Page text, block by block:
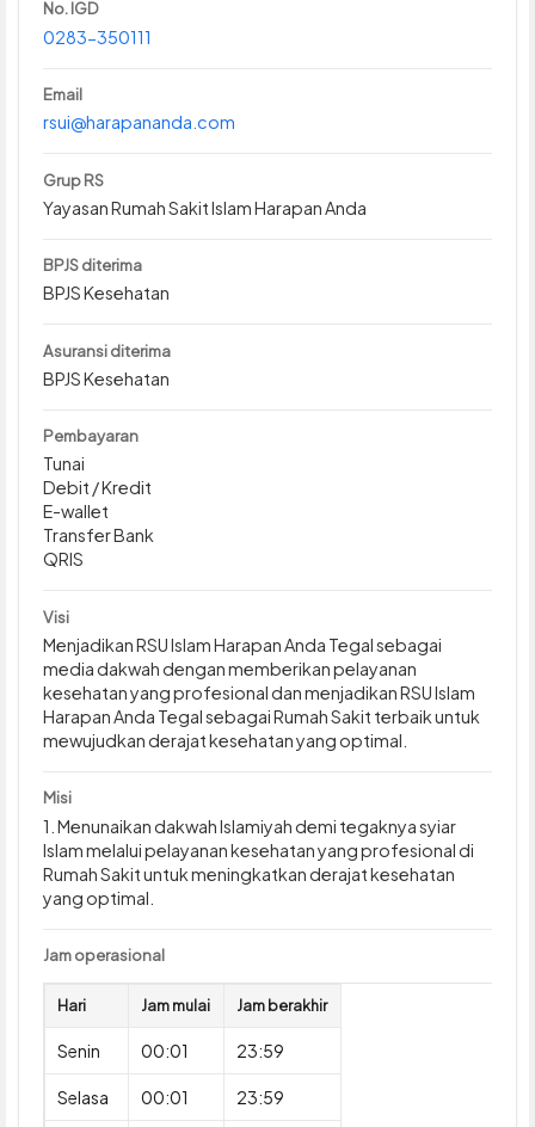
No. IGD
0283-350111
Email
rsui@harapananda.com
Grup RS
Yayasan Rumah Sakit Islam Harapan Anda
BPJS diterima
BPJS Kesehatan
Asuransi diterima
BPJS Kesehatan
Pembayaran
Tunai
Debit / Kredit
E-wallet
Transfer Bank
QRIS
Visi
Menjadikan RSU Islam Harapan Anda Tegal sebagai
media dakwah dengan memberikan pelayanan
kesehatan yang profesional dan menjadikan RSU Islam
Harapan Anda Tegal sebagai Rumah Sakit terbaik untuk
mewujudkan derajat kesehatan yang optimal.
Misi
1. Menunaikan dakwah Islamiyah demi tegaknya syiar
Islam melalui pelayanan kesehatan yang profesional di
Rumah Sakit untuk meningkatkan derajat kesehatan
yang optimal.
Jam operasional
Hari Jam mulai Jam berakhir
Senin 00:01 23:59
Selasa 00:01 23:59